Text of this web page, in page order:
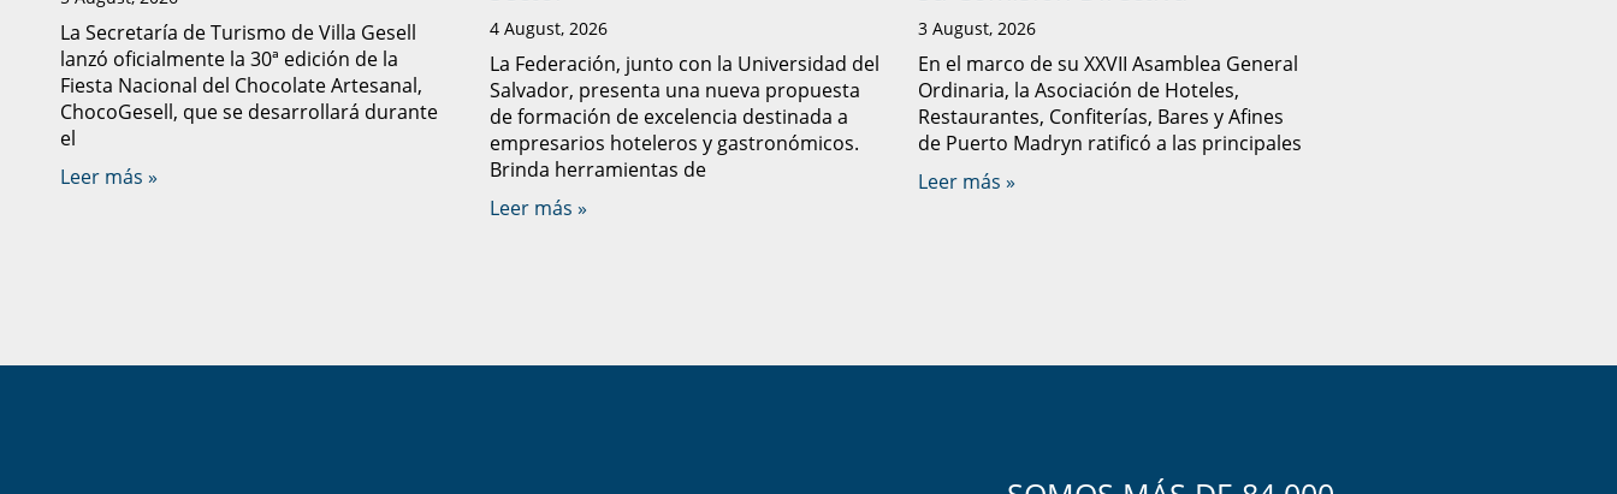
La Secretaría de Turismo de Villa Gesell
lanzó oficialmente la 30ª edición de la
Fiesta Nacional del Chocolate Artesanal,
ChocoGesell, que se desarrollará durante
el
Leer más »
4 August, 2026
La Federación, junto con la Universidad del
Salvador, presenta una nueva propuesta
de formación de excelencia destinada a
empresarios hoteleros y gastronómicos.
Brinda herramientas de
Leer más »
3 August, 2026
En el marco de su XXVII Asamblea General
Ordinaria, la Asociación de Hoteles,
Restaurantes, Confiterías, Bares y Afines
de Puerto Madryn ratificó a las principales
Leer más »